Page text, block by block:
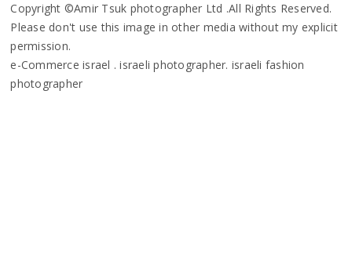
Copyright ©Amir Tsuk photographer Ltd .All Rights Reserved.
Please don't use this image in other media without my explicit
permission.
e-Commerce israel . israeli photographer. israeli fashion
photographer